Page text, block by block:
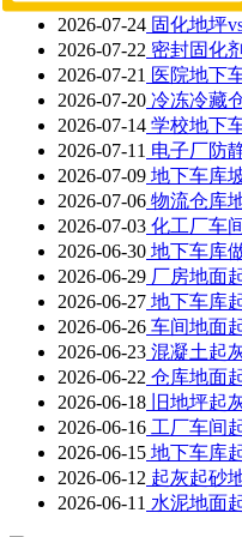
2026-07-24 固化地坪
2026-07-22 密封固化
2026-07-21 医院地下
2026-07-20 冷冻冷藏
2026-07-14 学校地下
2026-07-11 电子厂防
2026-07-09 地下车库
2026-07-06 物流仓库
2026-07-03 化工厂车
2026-06-30 地下车库
2026-06-29 厂房地面
2026-06-27 地下车库
2026-06-26 车间地面
2026-06-23 混凝土起
2026-06-22 仓库地面
2026-06-18 旧地坪起
2026-06-16 工厂车间
2026-06-15 地下车库
2026-06-12 起灰起砂
2026-06-11 水泥地面